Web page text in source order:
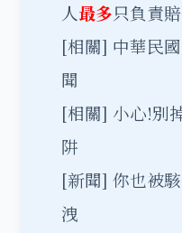
人最多只負責
[相關] 中華民
聞
[相關] 小心!別
阱
[新聞] 你也被
洩